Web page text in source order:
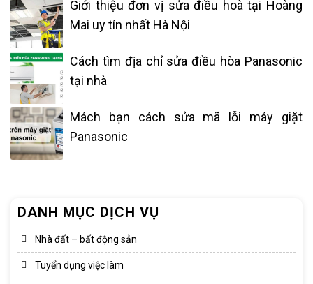
DANH MỤC DỊCH VỤ
Nhà đất – bất động sản
Tuyển dụng việc làm
Giới thiệu đơn vị sửa điều hoà tại Hoàng
Mai uy tín nhất Hà Nội
Cách tìm địa chỉ sửa điều hòa Panasonic
tại nhà
Mách bạn cách sửa mã lỗi máy giặt
Panasonic